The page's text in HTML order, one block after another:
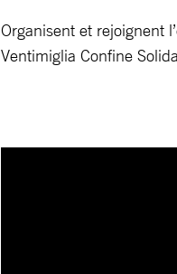
Organisent et rejoignent
Ventimiglia Confine